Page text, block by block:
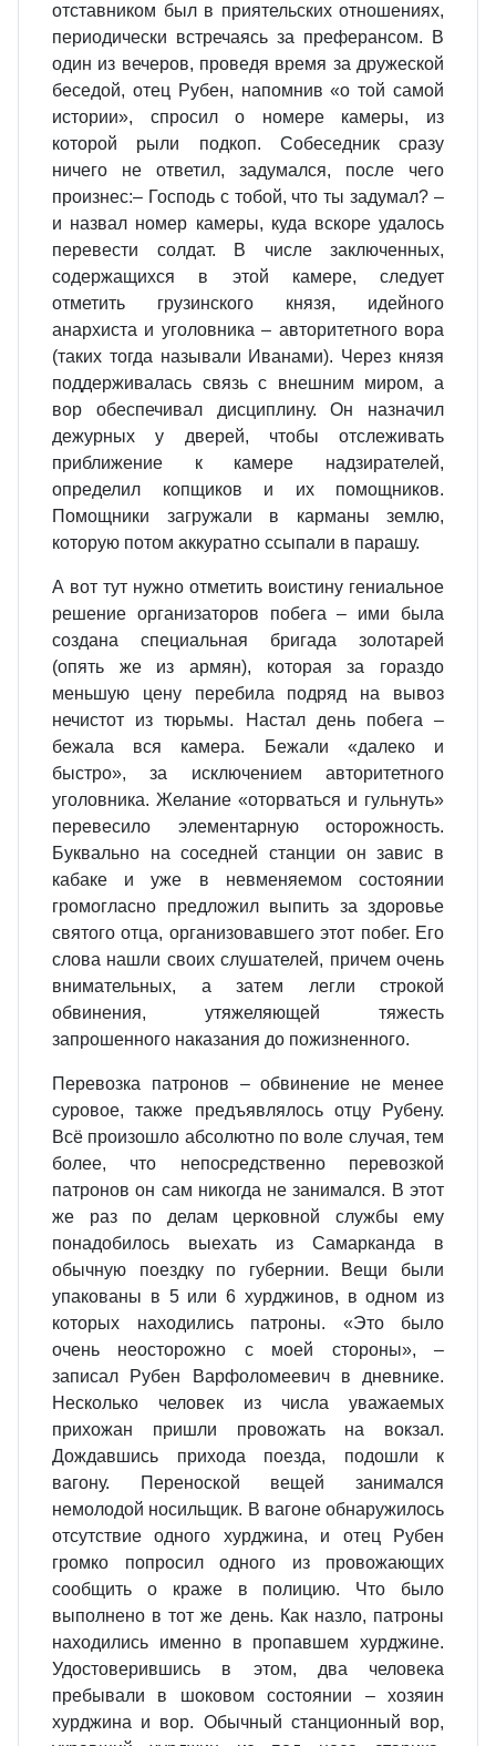
отставником был в приятельских отношениях,
периодически встречаясь за преферансом. В
один из вечеров, проведя время за дружеской
беседой, отец Рубен, напомнив «о той самой
истории», спросил о номере камеры, из
которой рыли подкоп. Собеседник сразу
ничего не ответил, задумался, после чего
произнес:– Господь с тобой, что ты задумал? –
и назвал номер камеры, куда вскоре удалось
перевести солдат. В числе заключенных,
содержащихся в этой камере, следует
отметить грузинского князя, идейного
анархиста и уголовника – авторитетного вора
(таких тогда называли Иванами). Через князя
поддерживалась связь с внешним миром, а
вор обеспечивал дисциплину. Он назначил
дежурных у дверей, чтобы отслеживать
приближение к камере надзирателей,
определил копщиков и их помощников.
Помощники загружали в карманы землю,
которую потом аккуратно ссыпали в парашу.
А вот тут нужно отметить воистину гениальное
решение организаторов побега – ими была
создана специальная бригада золотарей
(опять же из армян), которая за гораздо
меньшую цену перебила подряд на вывоз
нечистот из тюрьмы. Настал день побега –
бежала вся камера. Бежали «далеко и
быстро», за исключением авторитетного
уголовника. Желание «оторваться и гульнуть»
перевесило элементарную осторожность.
Буквально на соседней станции он завис в
кабаке и уже в невменяемом состоянии
громогласно предложил выпить за здоровье
святого отца, организовавшего этот побег. Его
слова нашли своих слушателей, причем очень
внимательных, а затем легли строкой
обвинения, утяжеляющей тяжесть
запрошенного наказания до пожизненного.
Перевозка патронов – обвинение не менее
суровое, также предъявлялось отцу Рубену.
Всё произошло абсолютно по воле случая, тем
более, что непосредственно перевозкой
патронов он сам никогда не занимался. В этот
же раз по делам церковной службы ему
понадобилось выехать из Самарканда в
обычную поездку по губернии. Вещи были
упакованы в 5 или 6 хурджинов, в одном из
которых находились патроны. «Это было
очень неосторожно с моей стороны», –
записал Рубен Варфоломеевич в дневнике.
Несколько человек из числа уважаемых
прихожан пришли провожать на вокзал.
Дождавшись прихода поезда, подошли к
вагону. Переноской вещей занимался
немолодой носильщик. В вагоне обнаружилось
отсутствие одного хурджина, и отец Рубен
громко попросил одного из провожающих
сообщить о краже в полицию. Что было
выполнено в тот же день. Как назло, патроны
находились именно в пропавшем хурджине.
Удостоверившись в этом, два человека
пребывали в шоковом состоянии – хозяин
хурджина и вор. Обычный станционный вор,